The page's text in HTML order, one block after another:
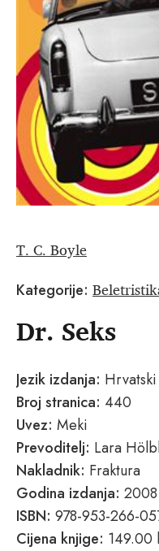
T. C. Boyle
Kategorije:
Dr. Seks
Jezik izdanja: Hrvatski
Broj stranica: 440
Uvez: Meki
Prevoditelj: Lara
Nakladnik: Fraktura
Godina izdanja: 2008
ISBN: 978-953-266-
Cijena knjige: 149.00